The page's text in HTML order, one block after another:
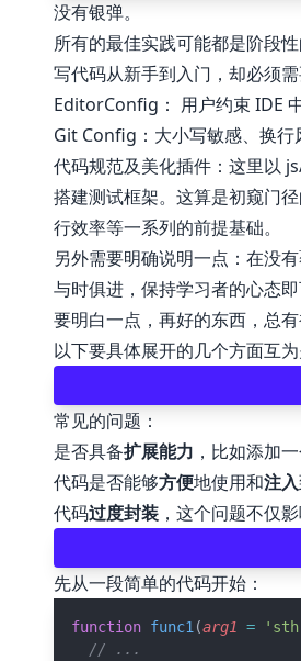
没有银弹。
所有的最佳实践可能都是阶段
写代码从新手到入门，却必须
EditorConfig ： 用户约束 IDE
Git Config：大小写敏感、换
代码规范及美化插件：这里以
搭建测试框架。这算是初窥门
行效率等一系列的前提基础。
另外需要明确说明一点：在没
与时俱进，保持学习者的心态
要明白一点，再好的东西，总
以下要具体展开的几个方面互
常见的问题：
是否具备扩展能力 ，比如添加
代码是否能够方便地使用和注入
代码过度封装，这个问题不仅
先从一段简单的代码开始：
function func1 (arg1 =
// ...